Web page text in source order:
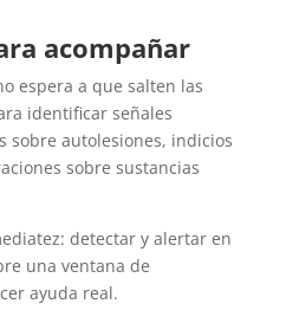
acompañar
espera a que salten las
identificar señales
sobre autolesiones, indicios
sobre sustancias
detectar y alertar en
una ventana de
ayuda real.